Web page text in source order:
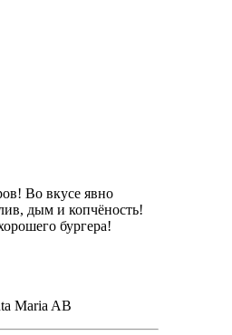
Во вкусе явно
дым и копчёность!
бургера!
Maria AB